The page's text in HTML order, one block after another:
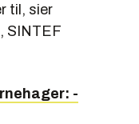
til, sier
SINTEF
-